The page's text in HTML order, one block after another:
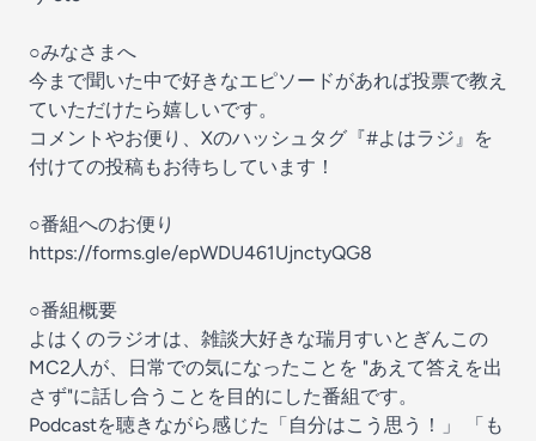
○みなさまへ
今まで聞いた中で好きなエピソードがあれば投票で教え
ていただけたら嬉しいです。
コメントやお便り、Xのハッシュタグ『#よはラジ』を
付けての投稿もお待ちしています！
○番組へのお便り
⁠https://forms.gle/epWDU461UjnctyQG8⁠
○番組概要
よはくのラジオは、雑談大好きな瑞月すいとぎんこの
MC2人が、日常での気になったことを "あえて答えを出
さず"に話し合うことを目的にした番組です。
Podcastを聴きながら感じた「自分はこう思う！」 「も